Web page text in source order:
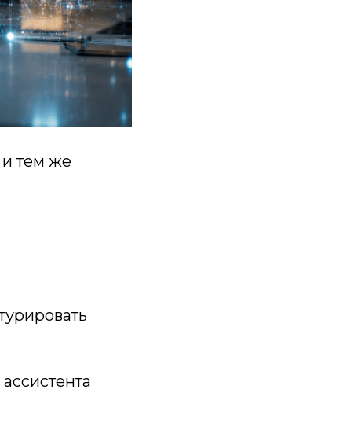
тем же